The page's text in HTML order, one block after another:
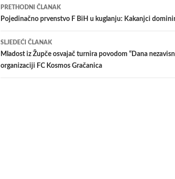
Navigacija
članaka
PRETHODNI ČLANAK
Pojedinačno prvenstvo F BiH u kuglanju: Kakanjci
SLJEDEĆI ČLANAK
Mladost iz Župče osvajač turnira povodom “Dana
organizaciji FC Kosmos Gračanica